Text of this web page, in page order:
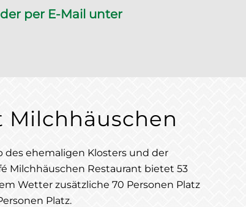
per E-Mail unter
Milchhäuschen
des ehemaligen Klosters und der
Milchhäuschen Restaurant bietet 53
Wetter zusätzliche 70 Personen Platz
Platz.